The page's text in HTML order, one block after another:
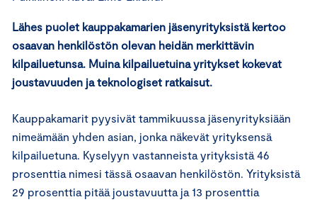
Lähes puolet kauppakamarien jäsenyrityksistä kertoo
osaavan henkilöstön olevan heidän merkittävin
kilpailuetunsa. Muina kilpailuetuina yritykset kokevat
joustavuuden ja teknologiset ratkaisut.
Kauppakamarit pyysivät tammikuussa jäsenyrityksiään
nimeämään yhden asian, jonka näkevät yrityksensä
kilpailuetuna. Kyselyyn vastanneista yrityksistä 46
prosenttia nimesi tässä osaavan henkilöstön. Yrityksistä
29 prosenttia pitää joustavuutta ja 13 prosenttia